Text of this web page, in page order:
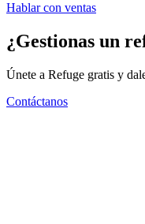
Hablar con ventas
¿Gestionas un
Únete a Refuge gratis y
Contáctanos